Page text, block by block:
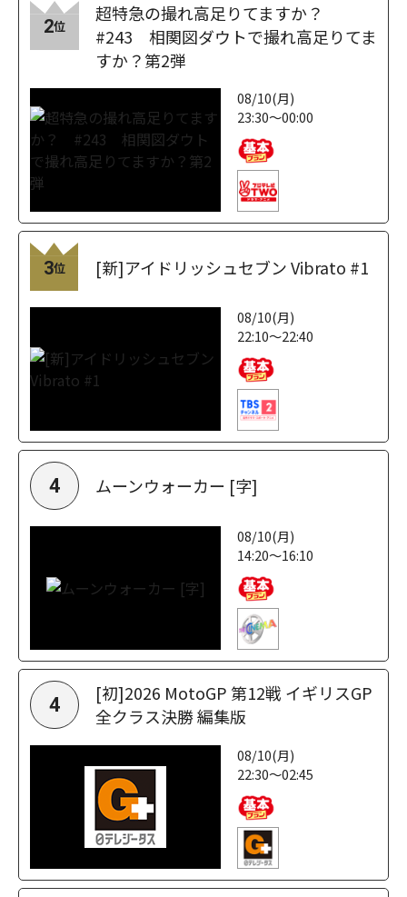
2位
超特急の撮れ高足りてますか？
#243 相関図ダウトで撮れ高足りてま
すか？第2弾
08/10(月)
23:30～00:00
3位 [新]アイドリッシュセブン Vibrato #1
08/10(月)
22:10～22:40
4 ムーンウォーカー [字]
08/10(月)
14:20～16:10
4
[初]2026 MotoGP 第12戦 イギリスGP
全クラス決勝 編集版
08/10(月)
22:30～02:45